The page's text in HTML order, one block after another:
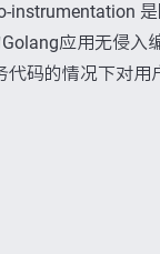
instrumentation
应用无侵入
码的情况下对用